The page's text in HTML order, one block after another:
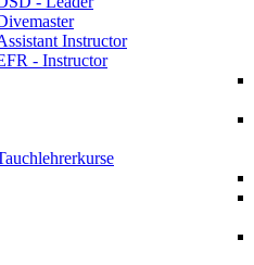
Instructor
- Instructor